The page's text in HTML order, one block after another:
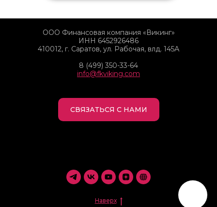
ООО Финансовая компания «Викинг»
ИНН 6452926486
410012, г. Саратов, ул. Рабочая, влд. 145А
8 (499) 350-33-64
info@fkviking.com
СВЯЗАТЬСЯ С НАМИ
Наверх